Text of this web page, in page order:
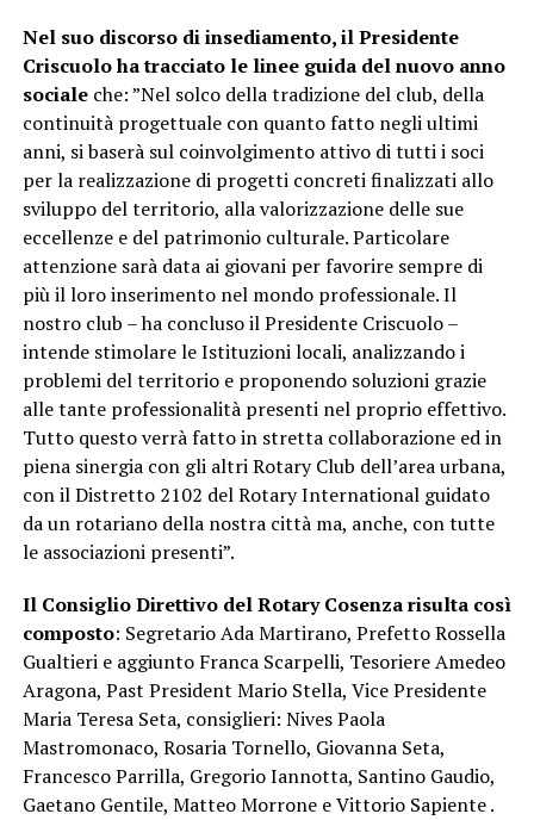
Nel suo discorso di insediamento, il Presidente
Criscuolo ha tracciato le linee guida del nuovo anno
socialeche: ”Nel solco della tradizione del club, della
continuità progettuale con quanto fatto negli ultimi
anni, si baserà sul coinvolgimento attivo di tutti i soci
per la realizzazione di progetti concreti finalizzati allo
sviluppo del territorio, alla valorizzazione delle sue
eccellenze e del patrimonio culturale. Particolare
attenzione sarà data ai giovani per favorire sempre di
più il loro inserimento nel mondo professionale. Il
nostro club – ha concluso il Presidente Criscuolo –
intende stimolare le Istituzioni locali, analizzando i
problemi del territorio e proponendo soluzioni grazie
alle tante professionalità presenti nel proprio effettivo.
Tutto questo verrà fatto in stretta collaborazione ed in
piena sinergia con gli altri Rotary Club dell’area urbana,
con il Distretto 2102 del Rotary International guidato
da un rotariano della nostra città ma, anche, con tutte
le associazioni presenti”.
Il Consiglio Direttivo del Rotary Cosenza risulta così
composto: Segretario Ada Martirano, Prefetto Rossella
Gualtieri e aggiunto Franca Scarpelli, Tesoriere Amedeo
Aragona, Past President Mario Stella, Vice Presidente
Maria Teresa Seta, consiglieri: Nives Paola
Mastromonaco, Rosaria Tornello, Giovanna Seta,
Francesco Parrilla, Gregorio Iannotta, Santino Gaudio,
Gaetano Gentile, Matteo Morrone e Vittorio Sapiente .